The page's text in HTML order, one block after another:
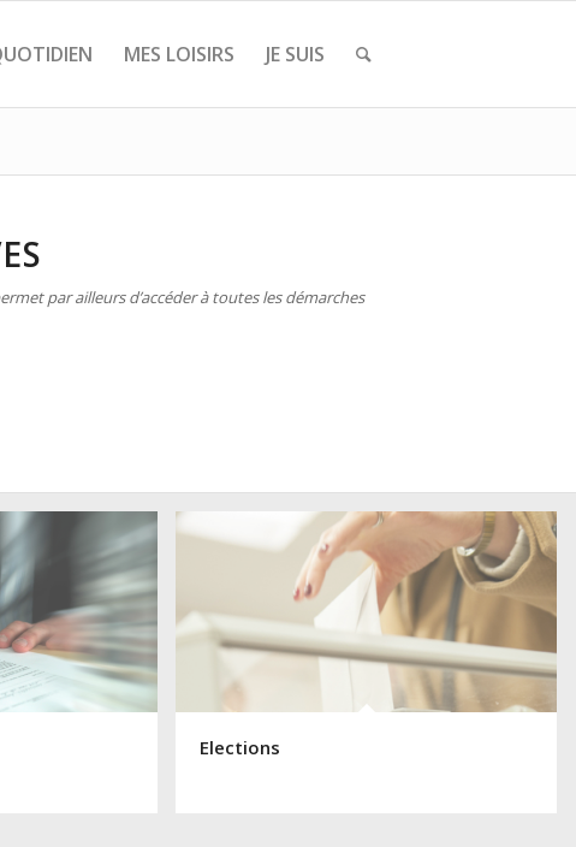
MES LOISIRS JE SUIS
par ailleurs d’accéder à toutes les démarches
Elections